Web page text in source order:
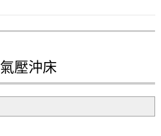
氣壓沖床